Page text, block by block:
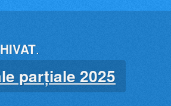
.
parțiale 2025